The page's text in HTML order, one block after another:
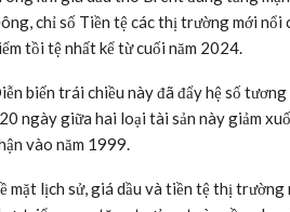
chỉ số Tiền tệ các thị trường mới
tồi tệ nhất kể từ cuối năm 2024.
biến trái chiều này đã đẩy hệ số
ngày giữa hai loại tài sản này giảm
vào năm 1999.
mặt lịch sử, giá dầu và tiền tệ thị